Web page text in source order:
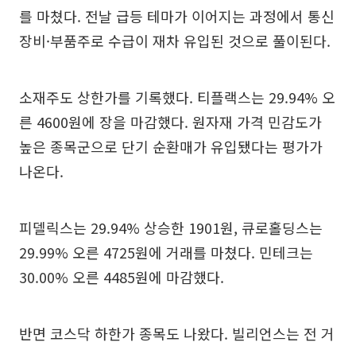
를 마쳤다. 전날 급등 테마가 이어지는 과정에서 통신
장비·부품주로 수급이 재차 유입된 것으로 풀이된다.
소재주도 상한가를 기록했다. 티플랙스는 29.94% 오
른 4600원에 장을 마감했다. 원자재 가격 민감도가
높은 종목군으로 단기 순환매가 유입됐다는 평가가
나온다.
피델릭스는 29.94% 상승한 1901원, 큐로홀딩스는
29.99% 오른 4725원에 거래를 마쳤다. 민테크는
30.00% 오른 4485원에 마감했다.
반면 코스닥 하한가 종목도 나왔다. 빌리언스는 전 거